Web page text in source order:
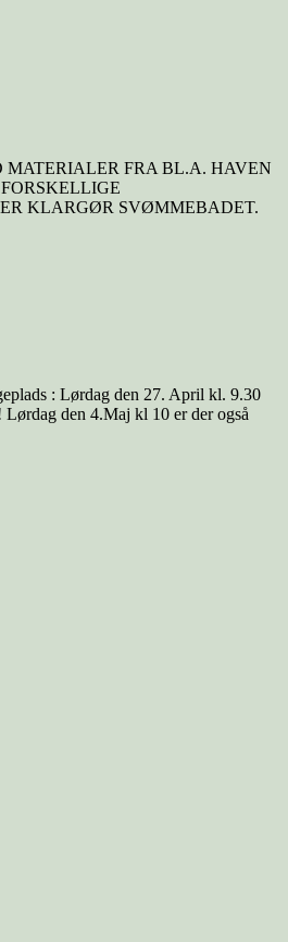
FRA BL.A. HAVEN
KLARGØR SVØMMEBADET.
: Lørdag den 27. April kl. 9.30
den 4.Maj kl 10 er der også